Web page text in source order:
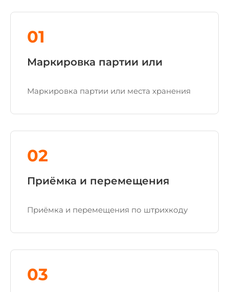
01
Маркировка партии или
Маркировка партии или места хранения
02
Приёмка и перемещения
Приёмка и перемещения по штрихкоду
03